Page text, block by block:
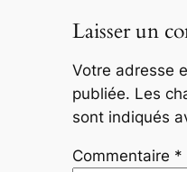
Laisser un
Votre adresse
publiée. Les
sont indiqués
Commentaire *